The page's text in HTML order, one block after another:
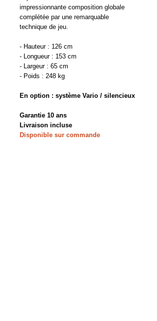
impressionnante composition globale
complétée par une remarquable
technique de jeu.
- Hauteur : 126 cm
- Longueur : 153 cm
- Largeur : 65 cm
- Poids : 248 kg
En option : système Vario / silencieux
Garantie 10 ans
Livraison incluse
Disponible sur commande